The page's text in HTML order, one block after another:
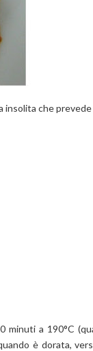
insolita che prevede
a 190°C
è dorata,